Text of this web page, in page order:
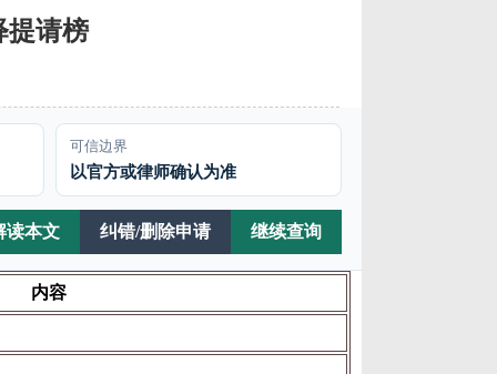
提请榜
可信边界
以官方或律师确认为准
读本文 纠错/删除申请 继续查询
内容